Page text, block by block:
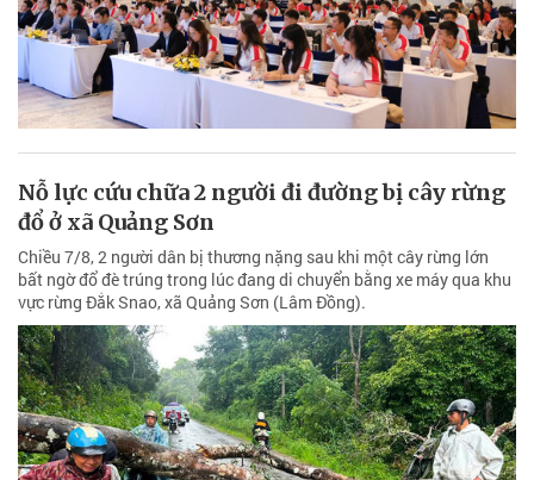
Nỗ lực cứu chữa 2 người đi đường bị cây rừng
đổ ở xã Quảng Sơn
Chiều 7/8, 2 người dân bị thương nặng sau khi một cây rừng lớn
bất ngờ đổ đè trúng trong lúc đang di chuyển bằng xe máy qua khu
vực rừng Đắk Snao, xã Quảng Sơn (Lâm Đồng).